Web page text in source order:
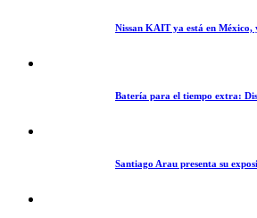
Nissan KAIT ya está en México,
Batería para el tiempo extra:
Santiago Arau presenta su